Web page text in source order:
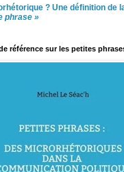
? Une définition de
phrase »
référence sur les petites